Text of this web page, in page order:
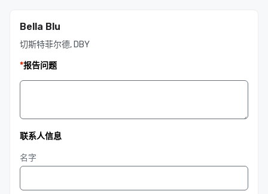
Bella Blu
切斯特菲尔德, DBY
*报告问题
联系人信息
名字